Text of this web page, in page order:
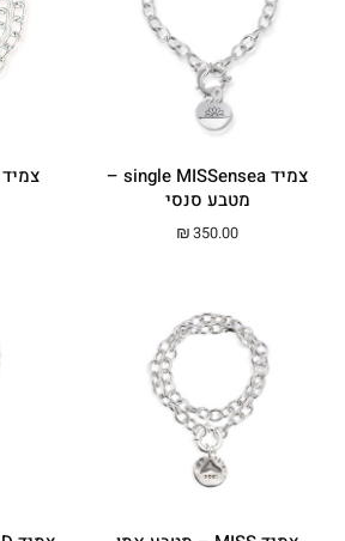
צמיד single MISSensea –
מטבע סנסי
₪350.00
צמיד MISS – סנפיר מיני